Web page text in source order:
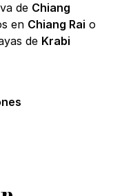
de Chiang
en Chiang Rai o
de Krabi